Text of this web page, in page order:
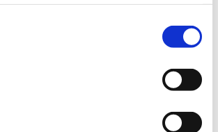
bevilling til at drive Slagelse
…